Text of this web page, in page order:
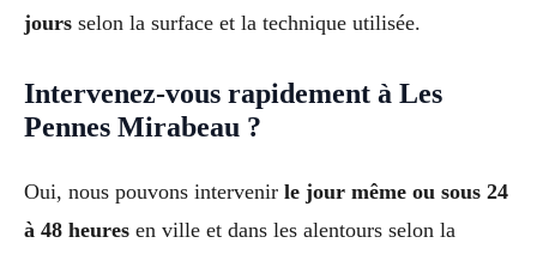
jours selon la surface et la technique utilisée.
Intervenez-vous rapidement à Les
Pennes Mirabeau ?
Oui, nous pouvons intervenir le jour même ou sous 24
à 48 heures en ville et dans les alentours selon la